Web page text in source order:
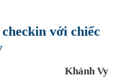
với chiếc
Khánh Vy